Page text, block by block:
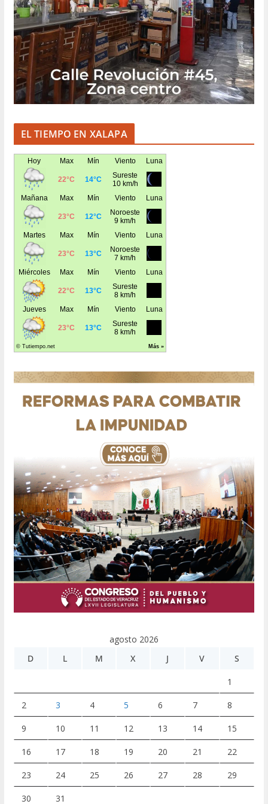
EL TIEMPO EN XALAPA
agosto 2026
D
L M X J V S
1
2 3 4 5 6 7 8
9 10 11 12 13 14 15
16 17 18 19 20 21 22
23 24 25 26 27 28 29
30 31